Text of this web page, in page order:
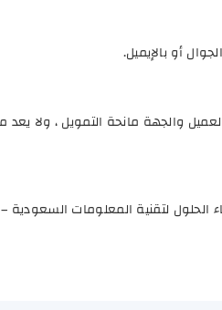
أو بالإيميل.
والجهة مانحة التمويل ، ولا
الحلول لتقنية المعلومات